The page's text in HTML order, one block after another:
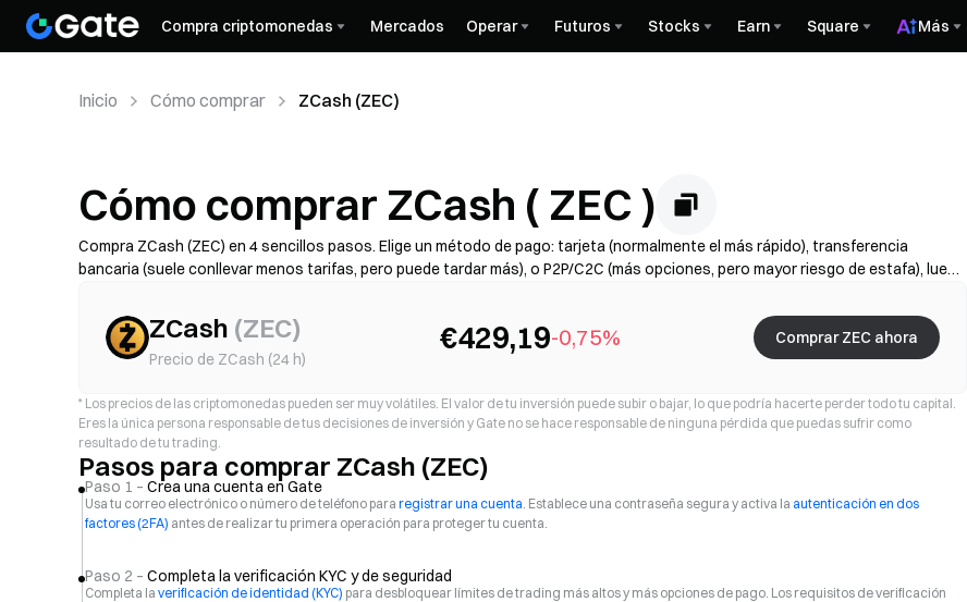
Compra criptomonedas Mercados Operar Futuros Stocks Earn Square Más
Inicio Cómo comprar ZCash (ZEC)
Cómo comprar ZCash ( ZEC )
Compra ZCash (ZEC) en 4 sencillos pasos. Elige un método de pago: tarjeta (normalmente el más rápido), transferencia
bancaria (suele conllevar menos tarifas, pero puede tardar más), o P2P/C2C (más opciones, pero mayor riesgo de estafa), luego
disponibilidad, los límites, las tarifas y el tiempo de procesamiento varían según la región y el proveedor.
ZCash (ZEC)
Precio de ZCash (24 h)
€429,19-0,75% Comprar ZEC ahora
* Los precios de las criptomonedas pueden ser muy volátiles. El valor de tu inversión puede subir o bajar, lo que podría hacerte perder todo tu capital.
Eres la única persona responsable de tus decisiones de inversión y Gate no se hace responsable de ninguna pérdida que puedas sufrir como
resultado de tu trading.
Pasos para comprar ZCash (ZEC)
Paso 1 – Crea una cuenta en Gate
Usa tu correo electrónico o número de teléfono para registrar una cuenta. Establece una contraseña segura y activa la autenticación en dos
factores (2FA) antes de realizar tu primera operación para proteger tu cuenta.
Paso 2 – Completa la verificación KYC y de seguridad
Completa la verificación de identidad (KYC) para desbloquear límites de trading más altos y más opciones de pago. Los requisitos de verificación